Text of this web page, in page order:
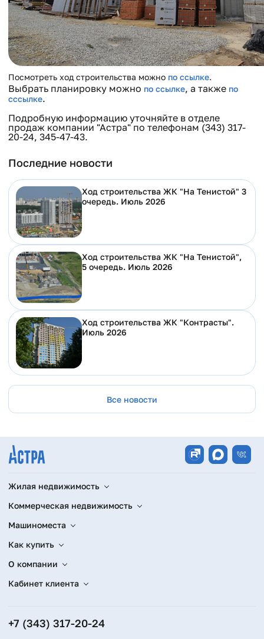
Посмотреть ход строительства можно по ссылке.
Выбрать планировку можно по ссылке, а также по
сссылке.
Подробную информацию уточняйте в отделе
продаж компании "Астра" по телефонам (343) 317-
20-24, 345-47-43.
Последние новости
Ход строительства ЖК "На Тенистой" 3
очередь. Июль 2026
Ход строительства ЖК "На Тенистой",
5 очередь. Июль 2026
Ход строительства ЖК "Контрасты".
Июль 2026
Все новости
Жилая недвижимость
Коммерческая недвижимость
Машиноместа
Как купить
О компании
Кабинет клиента
+7 (343) 317-20-24